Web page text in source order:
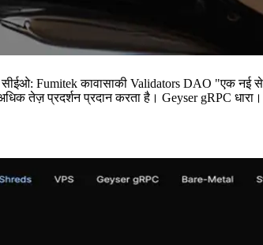
Fumitek कावासाकी Validators DAO "एक नई
तेज़ प्रदर्शन प्रदान करता है। Geyser gRPC धारा।